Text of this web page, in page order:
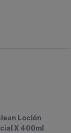
Loción
X 400ml